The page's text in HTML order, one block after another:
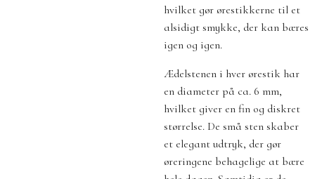
hvilket gør ørestikkerne til et
alsidigt smykke, der kan bæres
igen og igen.
Ædelstenen i hver ørestik har
en diameter på ca. 6 mm,
hvilket giver en fin og diskret
størrelse. De små sten skaber
et elegant udtryk, der gør
øreringene behagelige at bære